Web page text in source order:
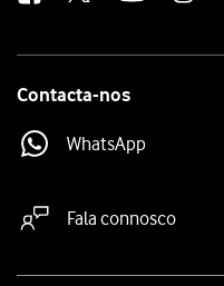
Contacta-nos
WhatsApp
Fala connosco